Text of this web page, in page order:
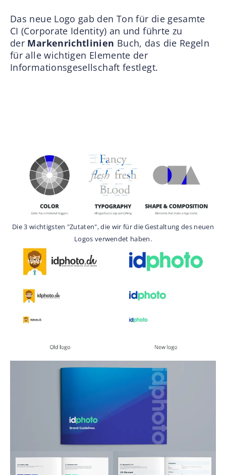
Das neue Logo gab den Ton für die gesamte
CI (Corporate Identity) an und führte zu
der Markenrichtlinien Buch, das die Regeln
für alle wichtigen Elemente der
Informationsgesellschaft festlegt.
Die 3 wichtigsten "Zutaten", die wir für die Gestaltung des neuen
Logos verwendet haben.